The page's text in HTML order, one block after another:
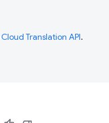
Cloud Translation API.